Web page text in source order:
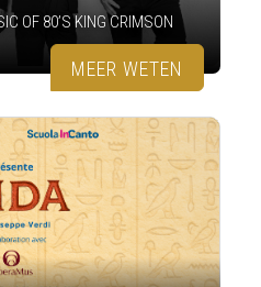
OF 80’S KING CRIMSON
MEER WETEN